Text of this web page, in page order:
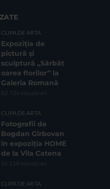
CLIPA DE ARTA
Expoziția de
pictură și
sculptură „Sărbăt
oarea florilor” la
Galeria Romană
62.736 vizualizari
CLIPA DE ARTA
Fotografii de
Bogdan Gîrbovan
în expoziția HOME
de la Vila Catena
16.218 vizualizari
CLIPA DE ARTA